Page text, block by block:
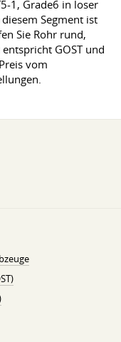
1, Grade6 in loser
Segment ist
Sie Rohr rund,
GOST und
vom